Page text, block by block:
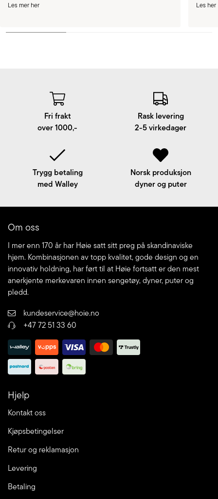
Les mer her Les her
Fri frakt
over 1000,-
Rask levering
2-5 virkedager
Trygg betaling
med Walley
Norsk produksjon
dyner og puter
Om oss
I mer enn 170 år har Høie satt sitt preg på skandinaviske
hjem. Kombinasjonen av topp kvalitet, gode design og en
innovativ holdning, har ført til at Høie fortsatt er den mest
anerkjente merkevaren innen sengetøy, dyner, puter og
pledd.
kundeservice@hoie.no
+47 72 51 33 60
Hjelp
Kontakt oss
Kjøpsbetingelser
Retur og reklamasjon
Levering
Betaling